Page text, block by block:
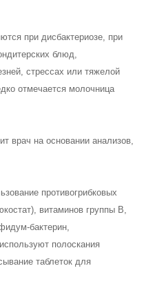
при дисбактериозе, при
блюд,
стрессах или тяжелой
отмечается молочница
врач на основании анализов,
противогрибковых
витаминов группы В,
бактерин,
полоскания
таблеток для